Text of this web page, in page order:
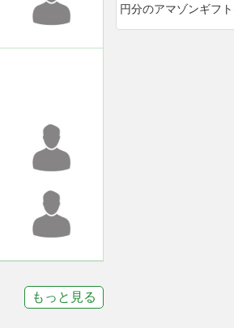
もっと見る
円分のアマゾンギフ